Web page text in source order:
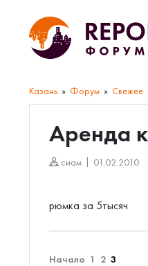
Казань Форум Свежее
Аренда
сиам 01.02.2010
рюмка за 5тысяч
Начало 1 2 3